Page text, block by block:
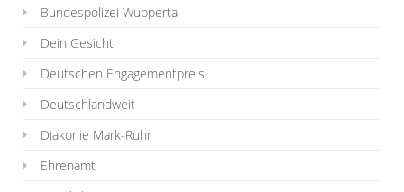
Bundespolizei Wuppertal
Dein Gesicht
Deutschen Engagementpreis
Deutschlandweit
Diakonie Mark-Ruhr
Ehrenamt